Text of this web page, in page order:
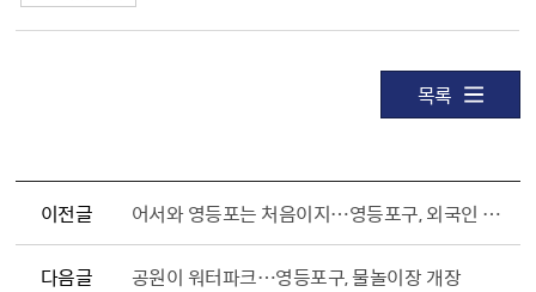
목록
이전글 어서와 영등포는 처음이지…영등포구, 외국인 주민을 위한 ‘웰컴레터’ 발간
다음글 공원이 워터파크…영등포구, 물놀이장 개장